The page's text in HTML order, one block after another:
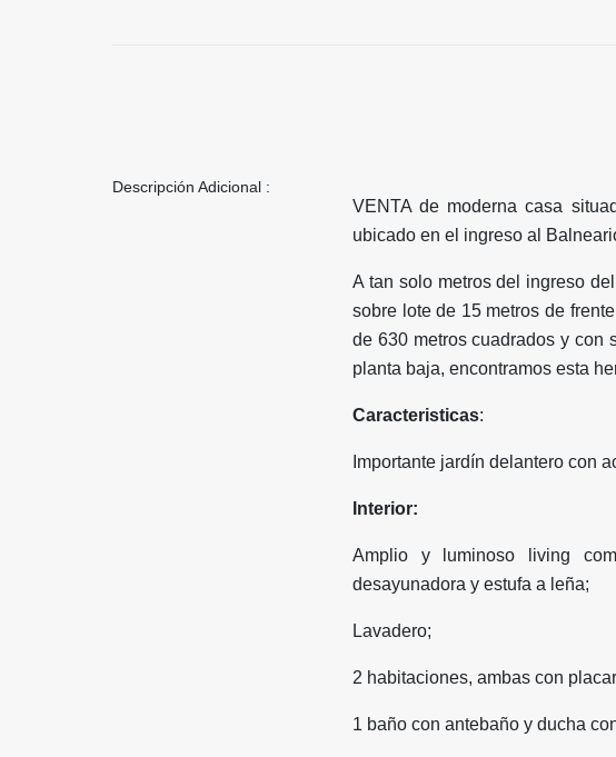
Descripción Adicional :
VENTA de moderna casa
ubicado en el ingreso al
A tan solo metros del ingreso
sobre lote de 15 metros de
de 630 metros cuadrados y con
planta baja, encontramos esta
Caracteristicas:
Importante jardín delantero con
Interior:
Amplio y luminoso living
desayunadora y estufa a leña;
Lavadero;
2 habitaciones, ambas con
1 baño con antebaño y ducha